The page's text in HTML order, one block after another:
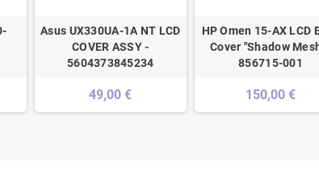
Asus UX330UA-1A NT LCD
COVER ASSY -
5604373845234
49,00 €
HP Omen 15-AX LCD
Cover "Shadow
856715-001
150,00 €